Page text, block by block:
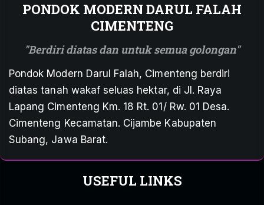
PONDOK MODERN DARUL FALAH
CIMENTENG
Berdiri diatas dan untuk semua golongan
Pondok Modern Darul Falah, Cimenteng berdiri
diatas tanah wakaf seluas hektar, di Jl. Raya
Lapang Cimenteng Km. 18 Rt. 01/ Rw. 01 Desa.
Cimenteng Kecamatan. Cijambe Kabupaten
Subang, Jawa Barat.
USEFUL LINKS